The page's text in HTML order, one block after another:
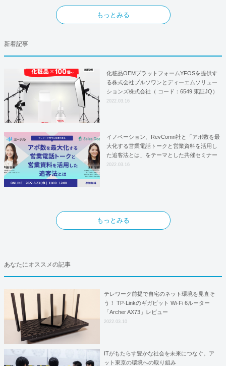
もっとみる
新着記事
化粧品OEMプラットフォームYFOSを提供す
る株式会社プルソワンとディーエムソリュー
ションズ株式会社（ コード：6549 東証JQ）
はYFOSにおけるロジスティクスパートナー
2022.03.16
イノベーション、RevComn社と「アポ数を最
大化する営業電話トークと営業資料を活用し
た追客法とは」をテーマとした共催セミナー
を開催！
2022.03.16
もっとみる
あなたにオススメの記事
テレワーク前提で自宅のネット環境を見直そ
う！ TP-Linkのギガビット Wi-Fi 6ルーター
「Archer AX73」レビュー
2022.03.10
ITがもたらす豊かな社会を未来につなぐ。ア
ット東京の環境への取り組み